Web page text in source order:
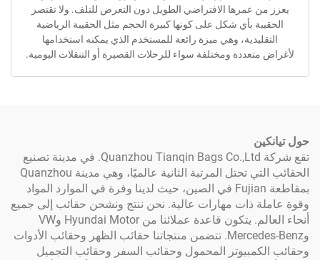
عمرها الافتراضي الطويل دون التعرض للتلف. ولا تقتصر
بأي شكل على كونها كبيرة الحجم مثل الحقيبة الرياضية
وهي ميزة رائعة للمستخدم الذي يمكنه استخدامها
ومختلفة سواء للرحلات القصيرة أو التنقلات اليومية.
تقع شركة Quanzhou Tianqin Bags Co.,Ltd. في مدينة تصنيع
الحقائب التي تحتل المرتبة الثانية عالميًا، وهي مدينة Quanzhou
بمقاطعة Fujian في الصين، حيث لدينا وفرة في الموارد المواد
ذات مهارات عالية. نحن ننتج ونشحن حقائب إلى جميع
أنحاء العالم. يتكون قاعدة عملائنا من Hyundai Motor وVW
وMercedes-Benz. تتضمن منتجاتنا حقائب الظهر وحقائب الأدوات
المحمول وحقائب السفر وحقائب التجميل